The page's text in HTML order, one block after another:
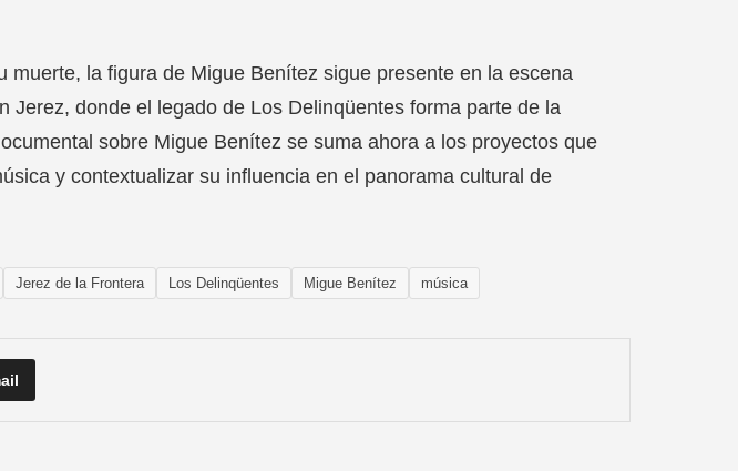
muerte, la figura de Migue Benítez sigue presente en la escena
Jerez, donde el legado de Los Delinqüentes forma parte de la
sobre Migue Benítez se suma ahora a los proyectos que
y contextualizar su influencia en el panorama cultural de
Jerez de la Frontera Los Delinqüentes Migue Benítez música